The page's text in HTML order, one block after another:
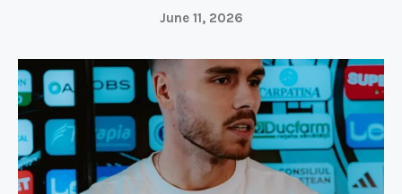
June 11, 2026